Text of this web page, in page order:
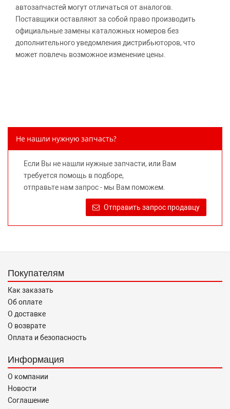
автозапчастей могут отличаться от аналогов.
Поставщики оставляют за собой право производить
официальные замены каталожных номеров без
дополнительного уведомления дистрибьюторов, что
может повлечь возможное изменение цены.
предлагаемых к продаже запасных частей для
правообладателей указанных товарных знаков.
Требование предоставлять покупателю необходимую и
достоверную информацию о товаре, предлагаемом к
продаже, обеспечивающую возможность их правильного
выбора возложено на продавца (изготовителя) Законом
«О защите прав потребителей».
Не нашли нужную запчасть?
Если Вы не нашли нужные запчасти, или Вам
требуется помощь в подборе,
отправьте нам запрос - мы Вам поможем.
Отправить запрос продавцу
Покупателям
Как заказать
Об оплате
О доставке
О возврате
Оплата и безопасность
Информация
О компании
Новости
Соглашение